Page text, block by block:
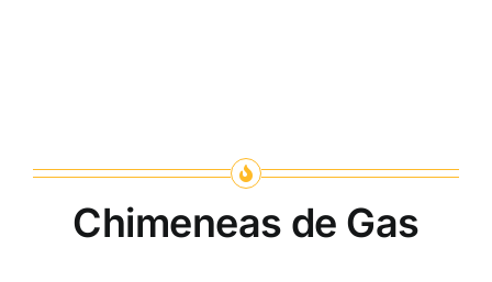
Chimeneas de Gas